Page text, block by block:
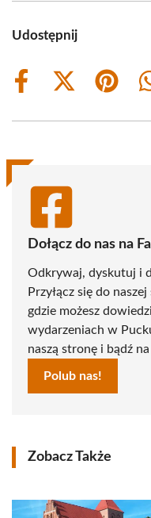
Udostępnij
Share
Share
(Twitter)
Share
Dołącz do nas na
Odkrywaj, dyskutuj i
Przyłącz się do
gdzie możesz
wydarzeniach w
naszą stronę i bądź
Polub nas!
Zobacz Także